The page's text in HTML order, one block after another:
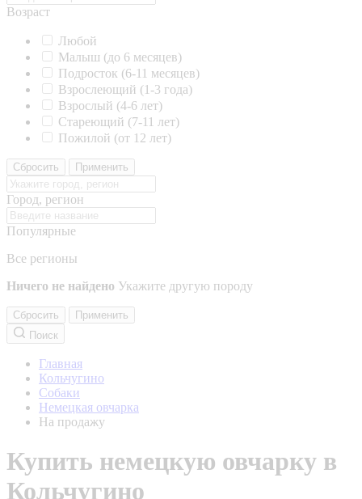
Возраст
Любой
Малыш (до 6 месяцев)
Подросток (6-11 месяцев)
Взрослеющий (1-3 года)
Взрослый (4-6 лет)
Стареющий (7-11 лет)
Пожилой (от 12 лет)
Сбросить Применить
Город, регион
Популярные
Все регионы
Ничего не найдено Укажите другую породу
Сбросить
Применить
Поиск
Главная
Кольчугино
Собаки
Немецкая овчарка
На продажу
Купить немецкую овчарку в
Кольчугино